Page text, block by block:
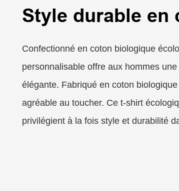
Style durable en
Confectionné en coton biologique
personnalisable offre aux hommes
élégante. Fabriqué en coton
agréable au toucher. Ce t-shirt
privilégient à la fois style et durabilité